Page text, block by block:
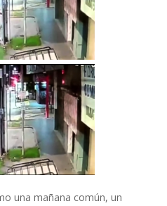
una mañana común, un